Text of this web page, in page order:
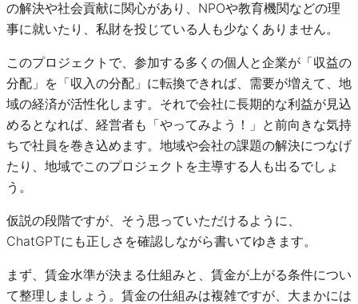
の解決や社会貢献に関心があり、NPOや教育機関などの理
事に就いたり、私財を投じている人も少なくありません。
このプロジェクトで、参加する多くの個人と企業が「収益の
分配」を「収入の分配」に転換できれば、需要が増えて、地
域の経済が活性化します。それで会社に長期的な利益が見込
めるとなれば、経営者も「やってみよう！」と前向きな気持
ちで社員を巻き込めます。地域や会社の課題の解決につなげ
たり、地域でこのプロジェクトを主導する人も出るでしょ
う。
仮説の段階ですが、そう思っていただけるように、
ChatGPTにも正しさを確認しながら書いてゆきます。
まず、賃金水準が決まる仕組みと、賃金が上がる条件につい
て整理しましょう。賃金の仕組みは複雑ですが、大まかには